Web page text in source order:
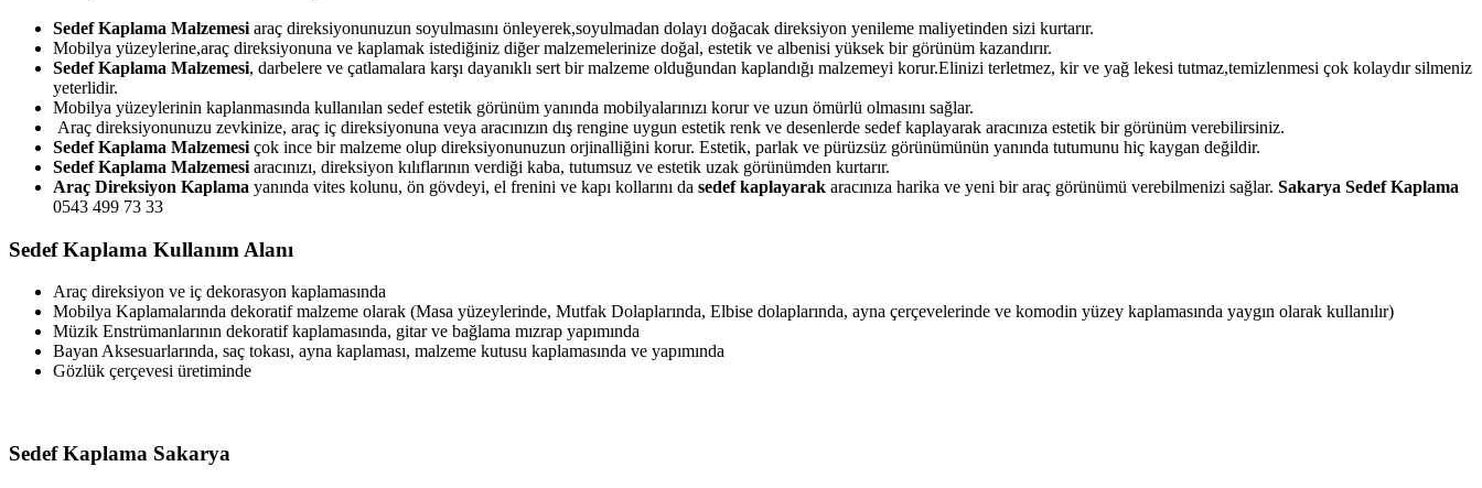
Sedef Kaplama Malzemesi araç direksiyonunuzun soyulmasını önleyerek,soyulmadan dolayı doğacak direksiyon yenileme maliyetinden sizi kurtarır.
Mobilya yüzeylerine,araç direksiyonuna ve kaplamak istediğiniz diğer malzemelerinize doğal, estetik ve albenisi yüksek bir görünüm kazandırır.
Sedef Kaplama Malzemesi, darbelere ve çatlamalara karşı dayanıklı sert bir malzeme olduğundan kaplandığı malzemeyi korur.Elinizi terletmez, kir ve yağ lekesi tutmaz,temizlenmesi çok kolaydır silmeniz
yeterlidir.
Mobilya yüzeylerinin kaplanmasında kullanılan sedef estetik görünüm yanında mobilyalarınızı korur ve uzun ömürlü olmasını sağlar.
Araç direksiyonunuzu zevkinize, araç iç direksiyonuna veya aracınızın dış rengine uygun estetik renk ve desenlerde sedef kaplayarak aracınıza estetik bir görünüm verebilirsiniz.
Sedef Kaplama Malzemesi çok ince bir malzeme olup direksiyonunuzun orjinalliğini korur. Estetik, parlak ve pürüzsüz görünümünün yanında tutumunu hiç kaygan değildir.
Sedef Kaplama Malzemesi aracınızı, direksiyon kılıflarının verdiği kaba, tutumsuz ve estetik uzak görünümden kurtarır.
Araç Direksiyon Kaplama yanında vites kolunu, ön gövdeyi, el frenini ve kapı kollarını da sedef kaplayarak aracınıza harika ve yeni bir araç görünümü verebilmenizi sağlar. Sakarya Sedef Kaplama
0543 499 73 33
Sedef Kaplama Kullanım Alanı
Araç direksiyon ve iç dekorasyon kaplamasında
Mobilya Kaplamalarında dekoratif malzeme olarak (Masa yüzeylerinde, Mutfak Dolaplarında, Elbise dolaplarında, ayna çerçevelerinde ve komodin yüzey kaplamasında yaygın olarak kullanılır)
Müzik Enstrümanlarının dekoratif kaplamasında, gitar ve bağlama mızrap yapımında
Bayan Aksesuarlarında, saç tokası, ayna kaplaması, malzeme kutusu kaplamasında ve yapımında
Gözlük çerçevesi üretiminde
Sedef Kaplama Sakarya